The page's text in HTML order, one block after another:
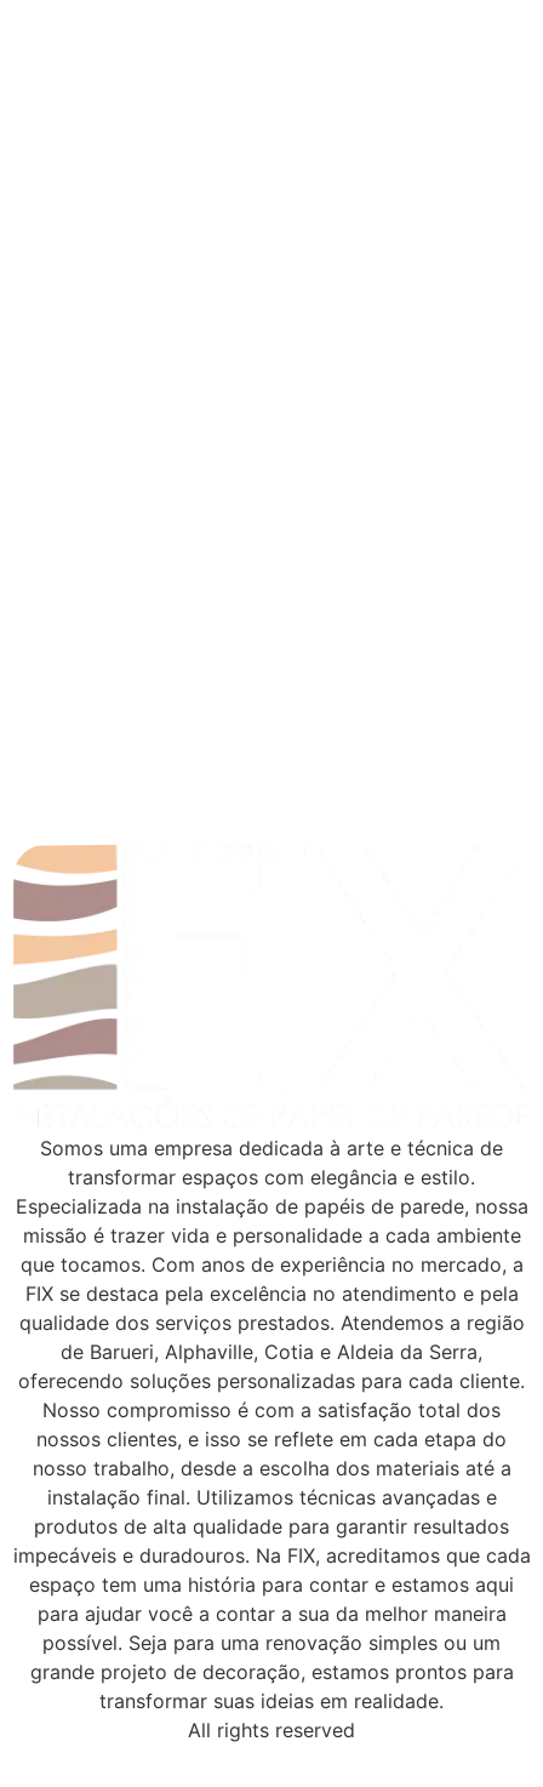
Somos uma empresa dedicada à arte e técnica de
transformar espaços com elegância e estilo.
Especializada na instalação de papéis de parede, nossa
missão é trazer vida e personalidade a cada ambiente
que tocamos. Com anos de experiência no mercado, a
FIX se destaca pela excelência no atendimento e pela
qualidade dos serviços prestados. Atendemos a região
de Barueri, Alphaville, Cotia e Aldeia da Serra,
oferecendo soluções personalizadas para cada cliente.
Nosso compromisso é com a satisfação total dos
nossos clientes, e isso se reflete em cada etapa do
nosso trabalho, desde a escolha dos materiais até a
instalação final. Utilizamos técnicas avançadas e
produtos de alta qualidade para garantir resultados
impecáveis e duradouros. Na FIX, acreditamos que cada
espaço tem uma história para contar e estamos aqui
para ajudar você a contar a sua da melhor maneira
possível. Seja para uma renovação simples ou um
grande projeto de decoração, estamos prontos para
transformar suas ideias em realidade.
All rights reserved